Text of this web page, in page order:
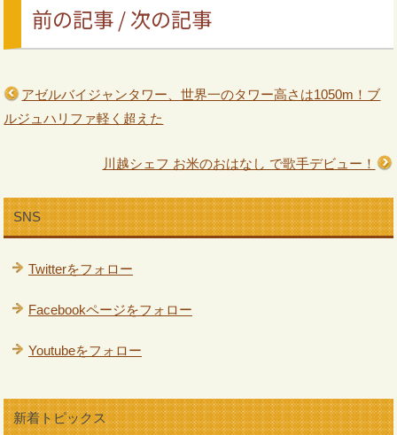
前の記事 / 次の記事
アゼルバイジャンタワー、世界一のタワー高さは1050m！ブ
ルジュハリファ軽く超えた
川越シェフ お米のおはなし で歌手デビュー！
SNS
Twitterをフォロー
Facebookページをフォロー
Youtubeをフォロー
新着トピックス